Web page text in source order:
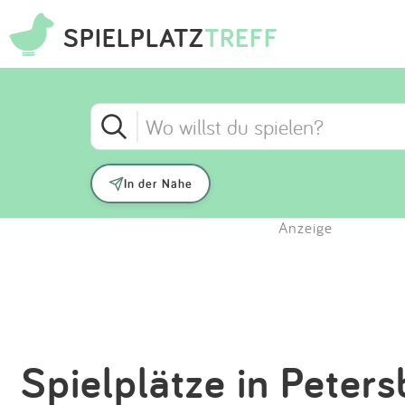
SPIELPLATZTREFF
In der Nähe
Anzeige
Spielplätze in